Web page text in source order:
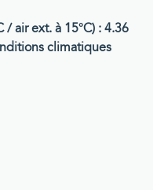
/ air ext. à 15°C) : 4.36
climatiques